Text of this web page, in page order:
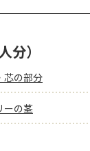
分）
芯の部分
ーの茎